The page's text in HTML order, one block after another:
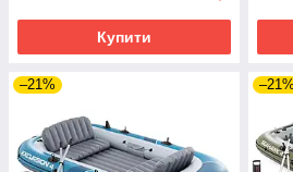
Купити
–21% –21%